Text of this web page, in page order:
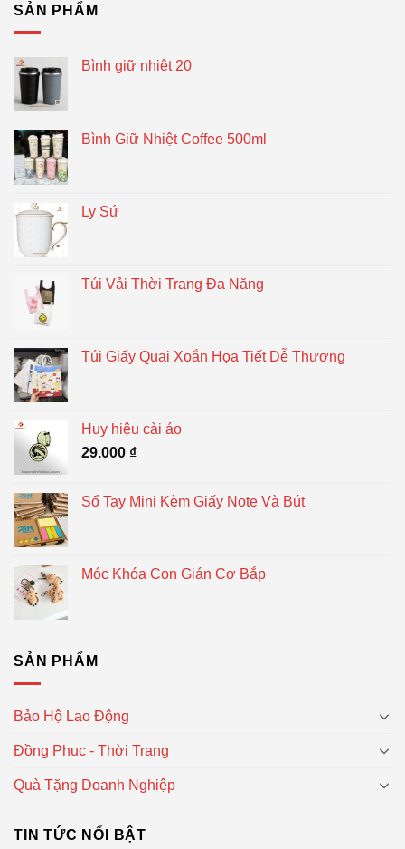
SẢN PHẨM
Bình giữ nhiệt 20
Bình Giữ Nhiệt Coffee 500ml
Ly Sứ
Túi Vải Thời Trang Đa Năng
Túi Giấy Quai Xoắn Họa Tiết Dễ Thương
Huy hiệu cài áo
29.000 ₫
Sổ Tay Mini Kèm Giấy Note Và Bút
Móc Khóa Con Gián Cơ Bắp
SẢN PHẨM
Bảo Hộ Lao Động
Đồng Phục - Thời Trang
Quà Tặng Doanh Nghiệp
TIN TỨC NỔI BẬT